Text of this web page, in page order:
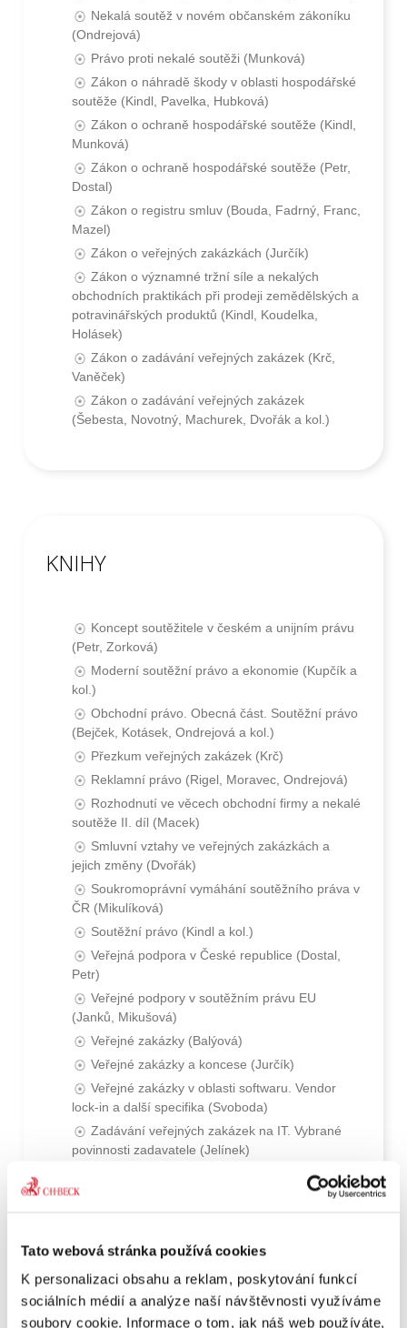
Tato webová stránka používá cookies
K personalizaci obsahu a reklam, poskytování funkcí
sociálních médií a analýze naší návštěvnosti využíváme
soubory cookie. Informace o tom, jak náš web používáte,
Nekalá soutěž v novém občanském zákoníku
(Ondrejová)
Právo proti nekalé soutěži (Munková)
Zákon o náhradě škody v oblasti hospodářské
soutěže (Kindl, Pavelka, Hubková)
Zákon o ochraně hospodářské soutěže (Kindl,
Munková)
Zákon o ochraně hospodářské soutěže (Petr,
Dostal)
Zákon o registru smluv (Bouda, Fadrný, Franc,
Mazel)
Zákon o veřejných zakázkách (Jurčík)
Zákon o významné tržní síle a nekalých
obchodních praktikách při prodeji zemědělských a
potravinářských produktů (Kindl, Koudelka,
Holásek)
Zákon o zadávání veřejných zakázek (Krč,
Vaněček)
Zákon o zadávání veřejných zakázek
(Šebesta, Novotný, Machurek, Dvořák a kol.)
KNIHY
Koncept soutěžitele v českém a unijním právu
(Petr, Zorková)
Moderní soutěžní právo a ekonomie (Kupčík a
kol.)
Obchodní právo. Obecná část. Soutěžní právo
(Bejček, Kotásek, Ondrejová a kol.)
Přezkum veřejných zakázek (Krč)
Reklamní právo (Rigel, Moravec, Ondrejová)
Rozhodnutí ve věcech obchodní firmy a nekalé
soutěže II. díl (Macek)
Smluvní vztahy ve veřejných zakázkách a
jejich změny (Dvořák)
Soukromoprávní vymáhání soutěžního práva v
ČR (Mikulíková)
Soutěžní právo (Kindl a kol.)
Veřejná podpora v České republice (Dostal,
Petr)
Veřejné podpory v soutěžním právu EU
(Janků, Mikušová)
Veřejné zakázky (Balýová)
Veřejné zakázky a koncese (Jurčík)
Veřejné zakázky v oblasti softwaru. Vendor
lock-in a další specifika (Svoboda)
Zadávání veřejných zakázek na IT. Vybrané
povinnosti zadavatele (Jelínek)
Změny závazku ze smlouvy na veřejnou
zakázku (Surý)